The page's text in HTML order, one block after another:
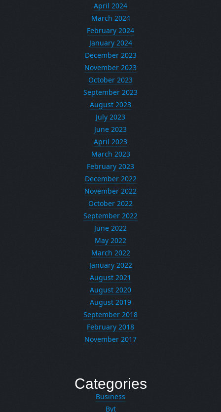
April 2024
March 2024
February 2024
January 2024
December 2023
November 2023
October 2023
September 2023
August 2023
July 2023
June 2023
April 2023
March 2023
February 2023
December 2022
November 2022
October 2022
September 2022
June 2022
May 2022
March 2022
January 2022
August 2021
August 2020
August 2019
September 2018
February 2018
November 2017
Categories
Business
Byt